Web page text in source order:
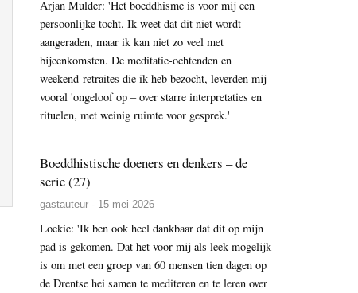
Arjan Mulder: 'Het boeddhisme is voor mij een
persoonlijke tocht. Ik weet dat dit niet wordt
aangeraden, maar ik kan niet zo veel met
bijeenkomsten. De meditatie-ochtenden en
weekend-retraites die ik heb bezocht, leverden mij
vooral 'ongeloof op – over starre interpretaties en
rituelen, met weinig ruimte voor gesprek.'
Boeddhistische doeners en denkers – de
serie (27)
gastauteur - 15 mei 2026
Loekie: 'Ik ben ook heel dankbaar dat dit op mijn
pad is gekomen. Dat het voor mij als leek mogelijk
is om met een groep van 60 mensen tien dagen op
de Drentse hei samen te mediteren en te leren over